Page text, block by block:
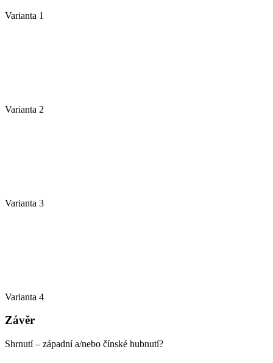
Varianta 1
Varianta 2
Varianta 3
Varianta 4
Závěr
Shrnutí – západní a/nebo čínské hubnutí?